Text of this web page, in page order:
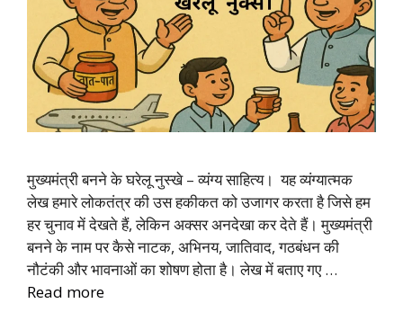
मुख्यमंत्री बनने के घरेलू नुस्खे – व्यंग्य साहित्य। यह व्यंग्यात्मक
लेख हमारे लोकतंत्र की उस हकीकत को उजागर करता है जिसे हम
हर चुनाव में देखते हैं, लेकिन अक्सर अनदेखा कर देते हैं। मुख्यमंत्री
बनने के नाम पर कैसे नाटक, अभिनय, जातिवाद, गठबंधन की
नौटंकी और भावनाओं का शोषण होता है। लेख में बताए गए …
Read more